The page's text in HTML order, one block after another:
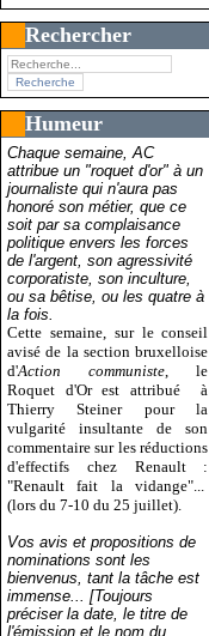
Rechercher
Humeur
Chaque semaine, AC
attribue un "roquet d'or" à un
journaliste qui n'aura pas
honoré son métier, que ce
soit par sa complaisance
politique envers les forces
de l'argent, son agressivité
corporatiste, son inculture,
ou sa bêtise, ou les quatre à
la fois.
Cette semaine, sur le conseil
avisé de la section bruxelloise
d'Action communiste , le
Roquet d'Or est attribué
à
Thierry Steiner pour la
vulgarité insultante de son
commentaire sur les réductions
d'effectifs chez Renault :
"Renault fait la vidange"...
(lors du 7-10 du 25 juillet).
Vos avis et propositions de
nominations sont les
bienvenus, tant la tâche est
immense... [Toujours
préciser la date, le titre de
l'émission et le nom du